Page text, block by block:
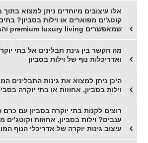
אלו עיצובים מיוחדים ניתן למצוא בתוך
קוטג'ים מפוארים או וילות בסביון?
שמאפשרים premium luxury living והגשמת חלומות
מה הקשר בין גינת תבלינים אל בתי
ואדריכלות נוף של וילות בסביון
היכן ניתן למצוא את גינות התבלינים
וילות בסביון, אחוזות או בתי יוקרה
רוצים לקנות בתי יוקרה בסביון עם כרם
ענבים? וילות בסביון, אחוזות וקוטג'ים
עיצוב גינות יוקרה של אדריכלי הנוף